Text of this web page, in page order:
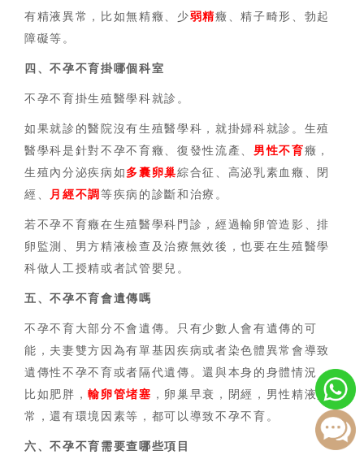
有精液異常，比如無精癥、少弱精癥、精子畸形、勃起
障礙等。
四、不孕不育掛哪個科室
不孕不育掛生殖醫學科就診。
如果就診的醫院沒有生殖醫學科，就掛婦科就診。生殖
醫學科是針對不孕不育癥、復發性流產、 男性不育癥，
生殖內分泌疾病如 多囊卵巢綜合征、高泌乳素血癥、閉
經、
月經不調等疾病的診斷和治療。
若不孕不育癥在生殖醫學科門診，經過輸卵管造影、排
卵監測、男方精液檢查及治療無效後，也要在生殖醫學
科做人工授精或者試管嬰兒。
五、不孕不育會遺傳嗎
不孕不育大部分不會遺傳。只有少數人會有遺傳的可
能，夫妻雙方因為有單基因疾病或者染色體異常會導致
遺傳性不孕不育或者隔代遺傳。還與本身的身體情況，
比如肥胖，輸卵管堵塞 ，卵巢早衰，閉經，男性精液異
常，還有環境因素等，都可以導致不孕不育。
六、不孕不育 需要查哪些項目